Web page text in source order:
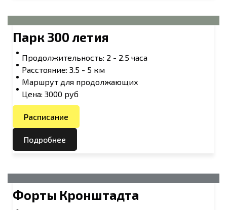
Парк 300 летия
Продолжительность: 2 - 2.5 часа
Расстояние: 3.5 - 5 км
Маршрут для продолжающих
Цена: 3000 руб
Расписание
Подробнее
Форты Кронштадта